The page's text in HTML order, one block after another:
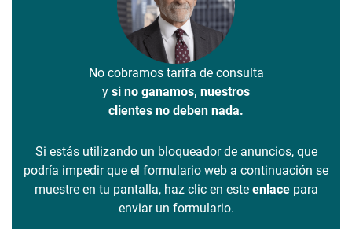
No cobramos tarifa de consulta
y si no ganamos, nuestros
clientes no deben nada.
Si estás utilizando un bloqueador de anuncios, que
podría impedir que el formulario web a continuación se
muestre en tu pantalla, haz clic en este enlacepara
enviar un formulario.